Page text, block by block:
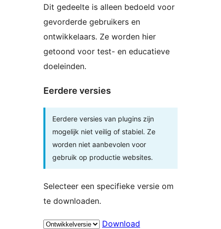
Dit gedeelte is alleen bedoeld voor
gevorderde gebruikers en
ontwikkelaars. Ze worden hier
getoond voor test- en educatieve
doeleinden.
Eerdere versies
Eerdere versies van plugins zijn
mogelijk niet veilig of stabiel. Ze
worden niet aanbevolen voor
gebruik op productie websites.
Selecteer een specifieke versie om
te downloaden.
Download